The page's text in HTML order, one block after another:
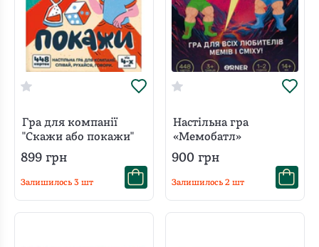
Гра для компанії
"Скажи або покажи"
899 грн
Залишилось 3 шт
Настільна гра
«Мемобатл»
900 грн
Залишилось 2 шт